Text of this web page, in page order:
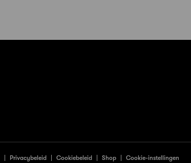
Privacybeleid Cookiebeleid Shop Cookie-instellingen